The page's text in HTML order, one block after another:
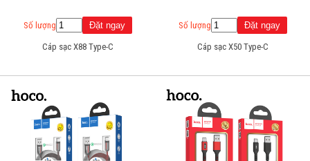
Số lượng
Cáp sạc X88 Type-C
Số lượng
Cáp sạc X50 Type-C